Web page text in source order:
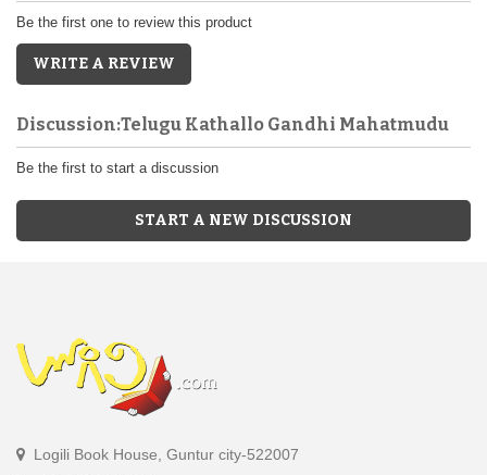
Be the first one to review this product
WRITE A REVIEW
Discussion:Telugu Kathallo Gandhi Mahatmudu
Be the first to start a discussion
START A NEW DISCUSSION
Logili Book House, Guntur city-522007